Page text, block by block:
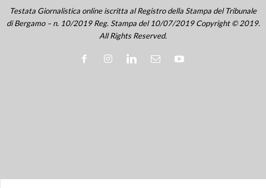
Testata Giornalistica online iscritta al Registro della Stampa del Tribunale
di Bergamo – n. 10/2019 Reg. Stampa del 10/07/2019 Copyright © 2019.
All Rights Reserved.